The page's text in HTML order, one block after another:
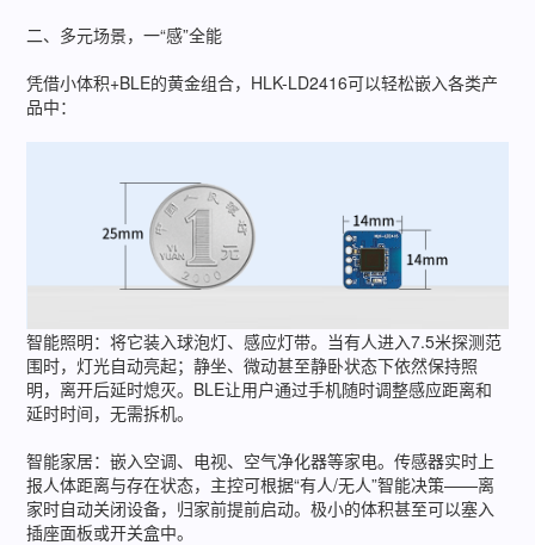
二、多元场景，一“感”全能
凭借小体积+BLE的黄金组合，HLK-LD2416可以轻松嵌入各类产
品中：
智能照明：将它装入球泡灯、感应灯带。当有人进入7.5米探测范
围时，灯光自动亮起；静坐、微动甚至静卧状态下依然保持照
明，离开后延时熄灭。BLE让用户通过手机随时调整感应距离和
延时时间，无需拆机。
智能家居：嵌入空调、电视、空气净化器等家电。传感器实时上
报人体距离与存在状态，主控可根据“有人/无人”智能决策——离
家时自动关闭设备，归家前提前启动。极小的体积甚至可以塞入
插座面板或开关盒中。